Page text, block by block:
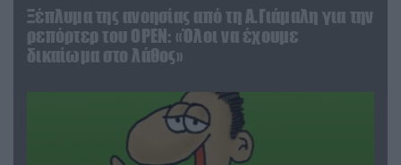
Ξέπλυμα της ανοησίας από τη Α.Γιάμαλη για την
ρεπόρτερ του ΟΡΕΝ: «Όλοι να έχουμε
δικαίωμα στο λάθος»